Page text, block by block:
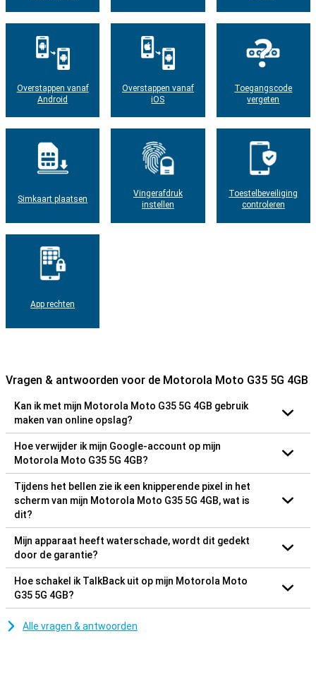
Overstappen vanaf
Android
Overstappen vanaf
iOS
Toegangscode
vergeten
Simkaart plaatsen
Vingerafdruk
instellen
Toestelbeveiliging
controleren
App rechten
Vragen & antwoorden voor de Motorola Moto G35 5G 4GB
Kan ik met mijn Motorola Moto G35 5G 4GB gebruik
maken van online opslag?
Hoe verwijder ik mijn Google-account op mijn
Motorola Moto G35 5G 4GB?
Tijdens het bellen zie ik een knipperende pixel in het
scherm van mijn Motorola Moto G35 5G 4GB, wat is
dit?
Mijn apparaat heeft waterschade, wordt dit gedekt
door de garantie?
Hoe schakel ik TalkBack uit op mijn Motorola Moto
G35 5G 4GB?
Alle vragen & antwoorden